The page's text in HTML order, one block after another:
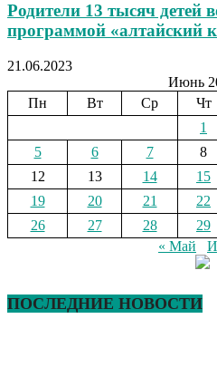
Родители 13 тысяч детей
программой «алтайский
21.06.2023
Июнь
Пн
Вт Ср Чт
1
5
6 7 8
12
13 14 15
19
20 21 22
26
27 28 29
« Май
ПОСЛЕДНИЕ НОВОСТИ